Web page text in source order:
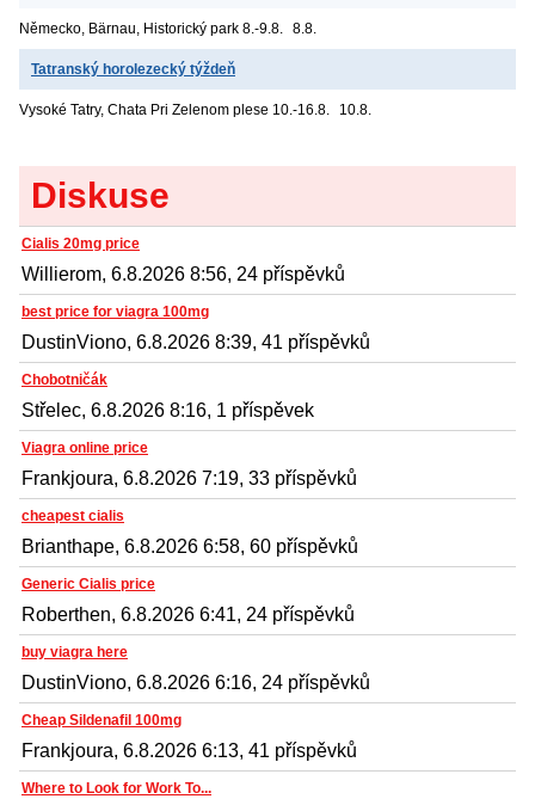
Německo, Bärnau, Historický park 8.-9.8. 8.8.
Tatranský horolezecký týždeň
Vysoké Tatry, Chata Pri Zelenom plese 10.-16.8. 10.8.
Diskuse
Cialis 20mg price
Willierom, 6.8.2026 8:56, 24 příspěvků
best price for viagra 100mg
DustinViono, 6.8.2026 8:39, 41 příspěvků
Chobotničák
Střelec, 6.8.2026 8:16, 1 příspěvek
Viagra online price
Frankjoura, 6.8.2026 7:19, 33 příspěvků
cheapest cialis
Brianthape, 6.8.2026 6:58, 60 příspěvků
Generic Cialis price
Roberthen, 6.8.2026 6:41, 24 příspěvků
buy viagra here
DustinViono, 6.8.2026 6:16, 24 příspěvků
Cheap Sildenafil 100mg
Frankjoura, 6.8.2026 6:13, 41 příspěvků
Where to Look for Work To...